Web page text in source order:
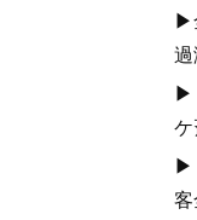
▶
過
▶
▶
客